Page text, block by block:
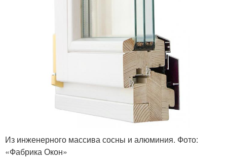
Из инженерного массива сосны и алюминия. Фото:
«Фабрика Окон»